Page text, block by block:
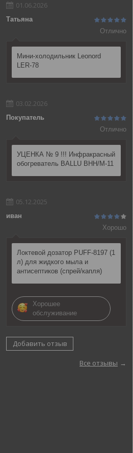
01.06.2026
Татьяна
Отлично
Мини-холодильник Leonord
LER-78
03.02.2026
Покупатель
Отлично
УЦЕНКА № 9 !!! Инфракрасный
обогреватель BALLU BHH/M-11
05.12.2025
иван
Хорошо
Локтевой дозатор PUFF-8197 (1
л) для жидкого мыла и
антисептиков (спрей/капля)
Хорошее
обслуживание
Добавить отзыв
Все отзывы